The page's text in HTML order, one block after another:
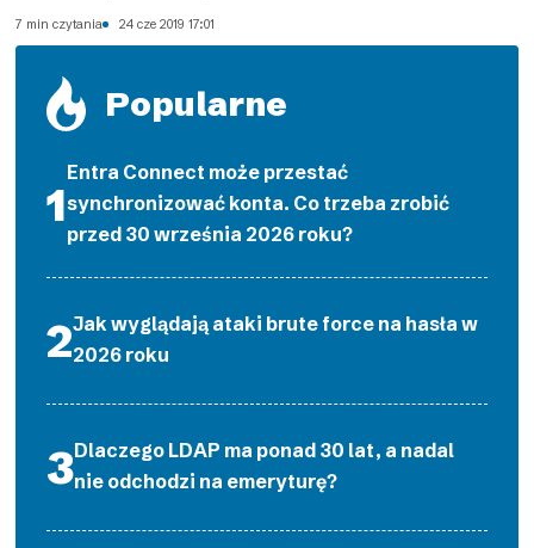
7 min czytania 24 cze 2019 17:01
Popularne
Entra Connect może przestać
synchronizować konta. Co trzeba zrobić
przed 30 września 2026 roku?
Jak wyglądają ataki brute force na hasła w
2026 roku
Dlaczego LDAP ma ponad 30 lat, a nadal
nie odchodzi na emeryturę?